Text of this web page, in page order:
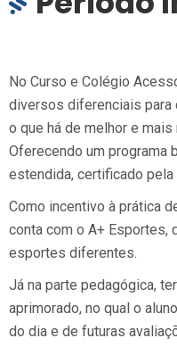
No Curso e Colégio
diversos diferenciais
o que há de melhor e mais
Oferecendo um programa
estendida, certificado pela
Como incentivo à prática
conta com o A+ Esportes,
esportes diferentes.
Já na parte pedagógica,
aprimorado, no qual o
do dia e de futuras